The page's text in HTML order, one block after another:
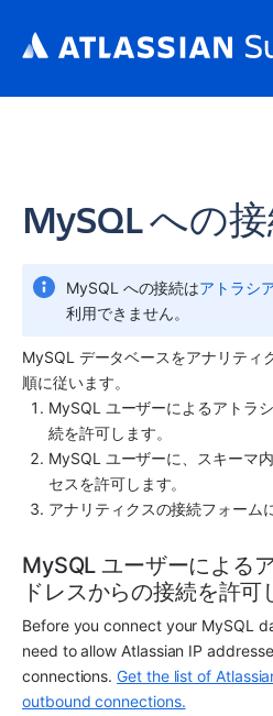
MySQL への
MySQL への接続はアトラシ
利用できません。
MySQL データベースをアナリティ
順に従います。
MySQL ユーザーによるアトラ
続を許可します。
MySQL ユーザーに、スキーマ
セスを許可します。
アナリティクスの接続フォーム
MySQL ユーザーによる
ドレスからの接続を許可
Before you connect your MySQL
need to allow Atlassian IP
connections. Get the list of
outbound connections.